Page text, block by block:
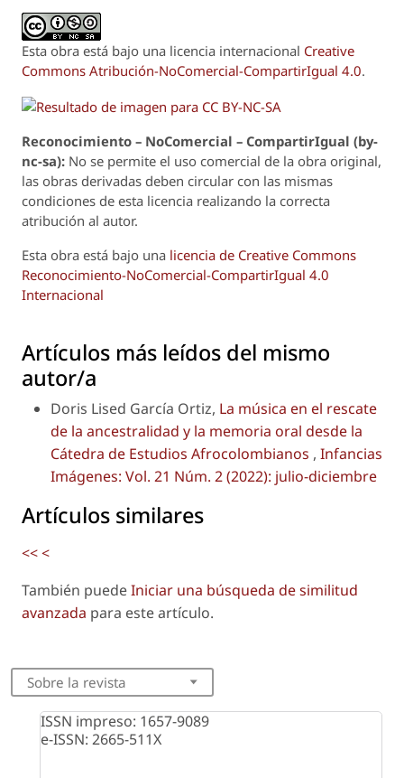
Esta obra está bajo una licencia internacional Creative
Commons Atribución-NoComercial-CompartirIgual 4.0.
Reconocimiento – NoComercial – CompartirIgual (by-
nc-sa): No se permite el uso comercial de la obra original,
las obras derivadas deben circular con las mismas
condiciones de esta licencia realizando la correcta
atribución al autor.
Esta obra está bajo una licencia de Creative Commons
Reconocimiento-NoComercial-CompartirIgual 4.0
Internacional
Artículos más leídos del mismo
autor/a
Doris Lised García Ortiz, La música en el rescate
de la ancestralidad y la memoria oral desde la
Cátedra de Estudios Afrocolombianos , Infancias
Imágenes: Vol. 21 Núm. 2 (2022): julio-diciembre
Artículos similares
<<<
También puedeIniciar una búsqueda de similitud
avanzada para este artículo.
Sobre la revista
ISSN impreso: 1657-9089
e-ISSN: 2665-511X